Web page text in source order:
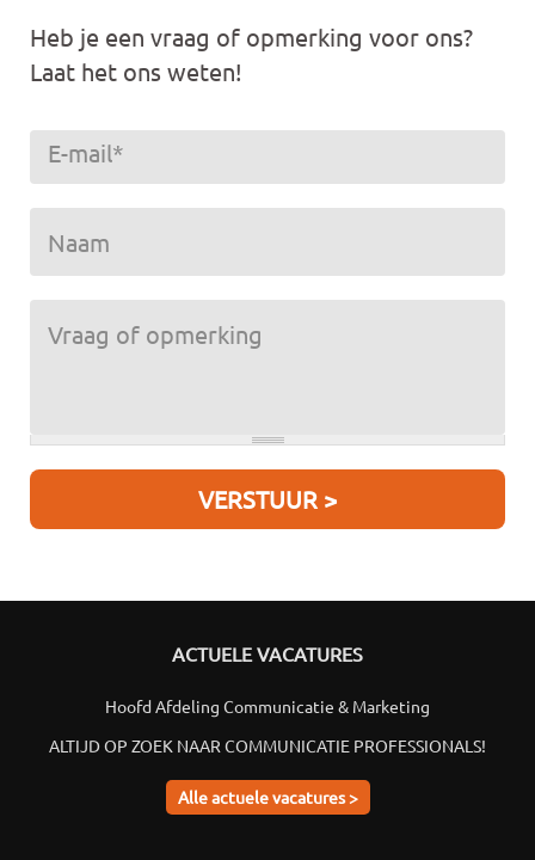
Heb je een vraag of opmerking voor ons?
Laat het ons weten!
E-mail*
ACTUELE VACATURES
Hoofd Afdeling Communicatie & Marketing
ALTIJD OP ZOEK NAAR COMMUNICATIE PROFESSIONALS!
Alle actuele vacatures >